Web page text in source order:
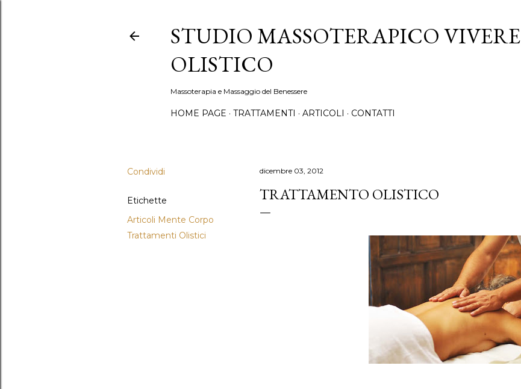
STUDIO MASSOTERAPICO VIVERE
OLISTICO
Massoterapia e Massaggio del Benessere
HOME PAGE TRATTAMENTI ARTICOLI CONTATTI
Condividi
Etichette
Articoli Mente Corpo
Trattamenti Olistici
dicembre 03, 2012
TRATTAMENTO OLISTICO